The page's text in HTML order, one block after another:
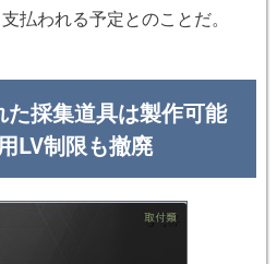
払われる予定とのことだ。
た採集道具は製作可能
LV制限も撤廃